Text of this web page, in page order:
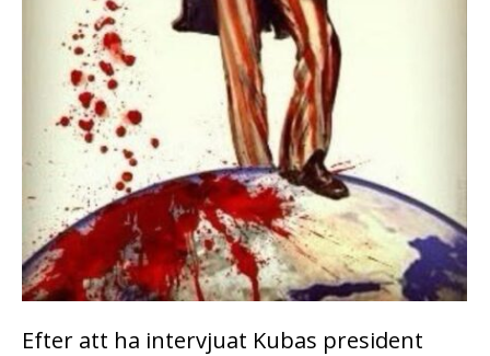
Efter att ha intervjuat Kubas president